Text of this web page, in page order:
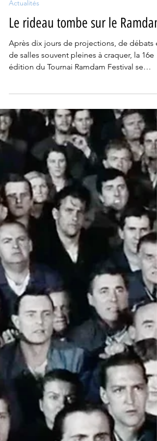
25 janv.
Actualités
Le rideau tombe sur le Ramdam
Après dix jours de projections, de débats
de salles souvent pleines à craquer, la 16e
referme ce lundi 26 janvier à Tournai en
laissant derrière elle une impression
persistante : celle d’un cinéma qui ne
cherche ni à conforter ni le consensus, mais
à ouvrir le dialogue. Fidèle à sa devise « le
film qui dérange », le festival a une nouvelle
fois mis en avant des œuvres qui
sans détour le monde contemporain.